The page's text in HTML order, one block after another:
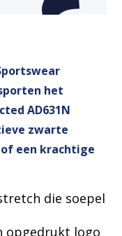
het
AD631N
zwarte
een krachtige
die soepel
opgedrukt logo